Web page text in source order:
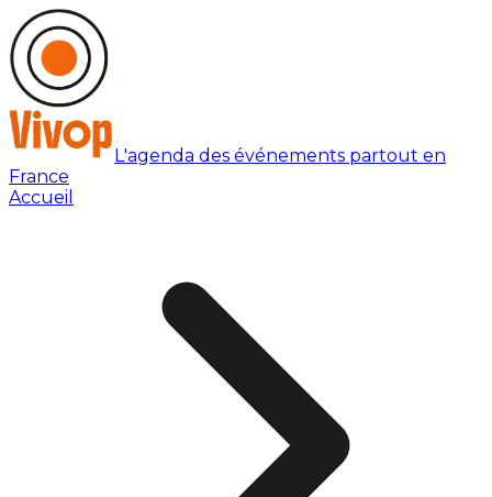
L'agenda des événements partout en
France
Accueil